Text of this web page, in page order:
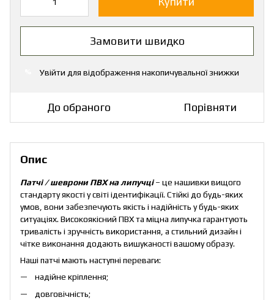
Замовити швидко
Увійти для відображення накопичувальної знижки
До обраного Порівняти
Опис
Патчі / шеврони ПВХ на липучці– це нашивки вищого
стандарту якості у світі ідентифікації. Стійкі до будь-яких
умов, вони забезпечують якість і надійність у будь-яких
ситуаціях. Високоякісний ПВХ та міцна липучка гарантують
тривалість і зручність використання, а стильний дизайн і
чітке виконання додають вишуканості вашому образу.
Наші патчі мають наступні переваги:
надійне кріплення;
довговічність;